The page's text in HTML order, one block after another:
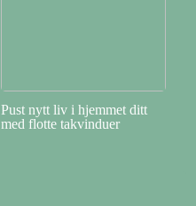
Pust nytt liv i hjemmet ditt
med flotte takvinduer